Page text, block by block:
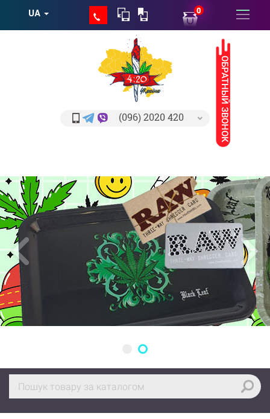
UA 0
ОБРАТНЫЙ ЗВОНОК
(096) 2020 420